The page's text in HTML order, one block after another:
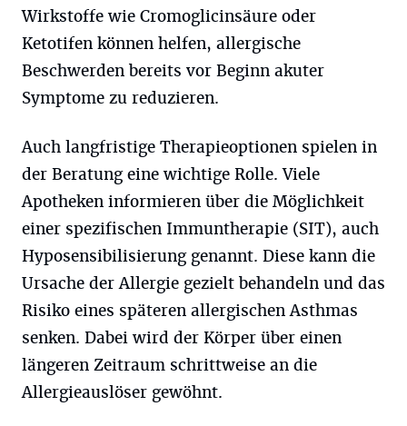
Wirkstoffe wie Cromoglicinsäure oder
Ketotifen können helfen, allergische
Beschwerden bereits vor Beginn akuter
Symptome zu reduzieren.
Auch langfristige Therapieoptionen spielen in
der Beratung eine wichtige Rolle. Viele
Apotheken informieren über die Möglichkeit
einer spezifischen Immuntherapie (SIT), auch
Hyposensibilisierung genannt. Diese kann die
Ursache der Allergie gezielt behandeln und das
Risiko eines späteren allergischen Asthmas
senken. Dabei wird der Körper über einen
längeren Zeitraum schrittweise an die
Allergieauslöser gewöhnt.